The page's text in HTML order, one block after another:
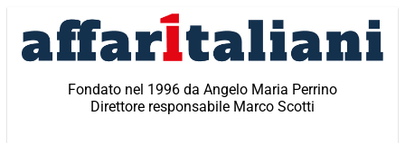
contenuto
Fondato nel 1996 da Angelo Maria Perrino
Direttore responsabile Marco Scotti